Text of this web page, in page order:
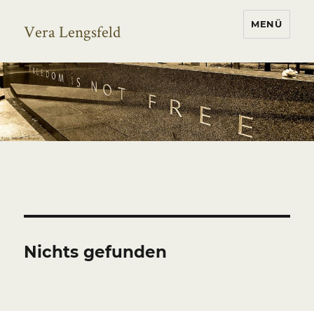
Vera Lengsfeld MENÜ
Nichts gefunden